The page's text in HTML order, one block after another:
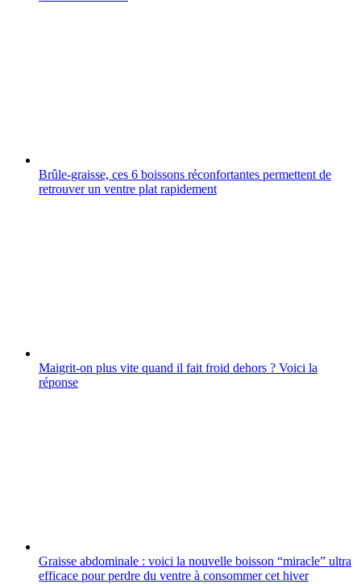
Brûle-graisse, ces 6 boissons réconfortantes permettent de
retrouver un ventre plat rapidement
Maigrit-on plus vite quand il fait froid dehors ? Voici la
réponse
Graisse abdominale : voici la nouvelle boisson “miracle” ultra
efficace pour perdre du ventre à consommer cet hiver